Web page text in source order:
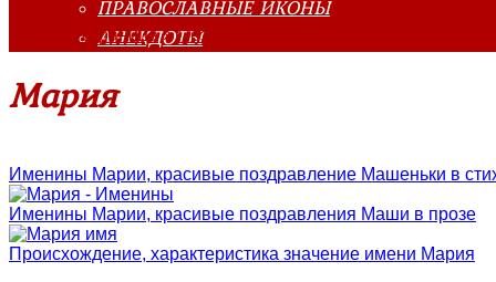
ПРАВОСЛАВНЫЕ ИКОНЫ
АНЕКДОТЫ
Главная страница»Поздравления
Мария
Именины Марии, красивые поздравление Машеньки в
Именины Марии, красивые поздравления Маши в прозе
Происхождение, характеристика значение имени Мария